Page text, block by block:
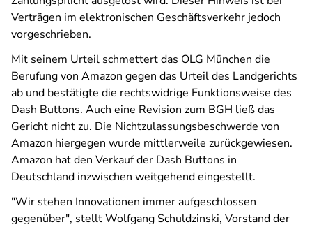
Verträgen im elektronischen Geschäftsverkehr jedoch
vorgeschrieben.
Mit seinem Urteil schmettert das OLG München die
Berufung von Amazon gegen das Urteil des Landgerichts
ab und bestätigte die rechtswidrige Funktionsweise des
Dash Buttons. Auch eine Revision zum BGH ließ das
Gericht nicht zu. Die Nichtzulassungsbeschwerde von
Amazon hiergegen wurde mittlerweile zurückgewiesen.
Amazon hat den Verkauf der Dash Buttons in
Deutschland inzwischen weitgehend eingestellt.
"Wir stehen Innovationen immer aufgeschlossen
gegenüber", stellt Wolfgang Schuldzinski, Vorstand der